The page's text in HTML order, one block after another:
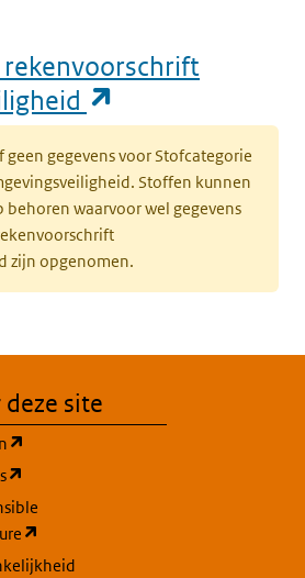
geen gegevens voor Stofcategorie
Stoffen kunnen
behoren waarvoor wel gegevens
zijn opgenomen.
tabblad)
nieuw tabblad)
nieuw tabblad)
deze site